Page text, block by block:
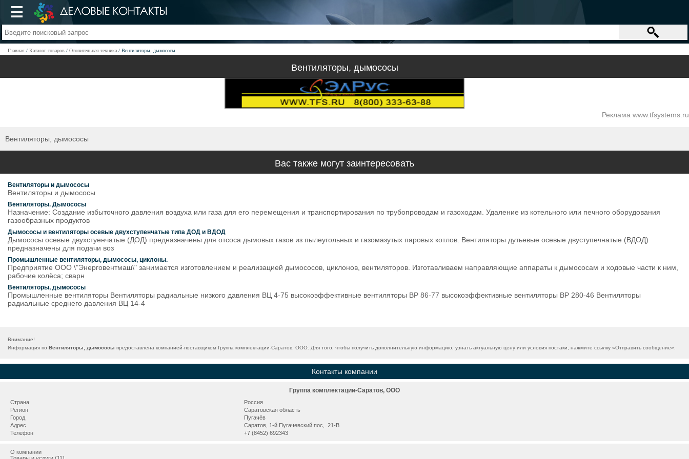
Главная Каталог товаров Отопительная техника Вентиляторы, дымососы
Вентиляторы, дымососы
Реклама www.tfsystems.ru
Вентиляторы, дымососы
Вас также могут заинтересовать
Вентиляторы и дымососы
Вентиляторы и дымососы
Вентиляторы. Дымососы
Назначение: Создание избыточного давления воздуха или газа для его перемещения и транспортирования по трубопроводам и газоходам. Удаление из котельного или печного оборудования
газообразных продуктов
Дымососы и вентиляторы осевые двухступенчатые типа ДОД и ВДОД
Дымососы осевые двухстуенчатые (ДОД) предназначены для отсоса дымовых газов из пылеугольных и газомазутых паровых котлов. Вентиляторы дутьевые осевые двуступечнатые (ВДОД)
предназначены для подачи воз
Промышленные вентиляторы, дымососы, циклоны.
Предприятие ООО \"Энерговентмаш\" занимается изготовлением и реализацией дымососов, циклонов, вентиляторов. Изготавливаем направляющие аппараты к дымососам и ходовые части к ним,
рабочие колёса; сварн
Вентиляторы, дымососы
Промышленные вентиляторы Вентиляторы радиальные низкого давления ВЦ 4-75 высокоэффективные вентиляторы ВР 86-77 высокоэффективные вентиляторы ВР 280-46 Вентиляторы
радиальные среднего давления ВЦ 14-4
Внимание!
Информация по Вентиляторы, дымососы предоставлена компанией-поставщиком Группа комплектации-Саратов, ООО. Для того, чтобы получить дополнительную информацию, узнать актуальную цену или условия постаки, нажмите ссылку «Отправить сообщение».
Контакты компании
Группа комплектации-Саратов, ООО
Страна
Россия
Регион
Саратовская область
Город
Пугачёв
Адрес
Саратов, 1-й Пугачевский пос,. 21-В
Телефон
+7 (8452) 692343
О компании